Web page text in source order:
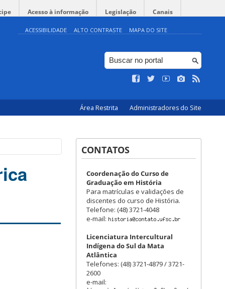
Acesso à informação Legislação Canais
ACESSIBILIDADE ALTO CONTRASTE MAPA DO SITE
Área Restrita Administradores do Site
CONTATOS
Coordenação do Curso de
Graduação em História
Para matrículas e validações de
discentes do curso de História.
Telefone: (48) 3721-4048
e-mail:
Licenciatura Intercultural
Indígena do Sul da Mata
Atlântica
Telefones: (48) 3721-4879 / 3721-
2600
e-mail: